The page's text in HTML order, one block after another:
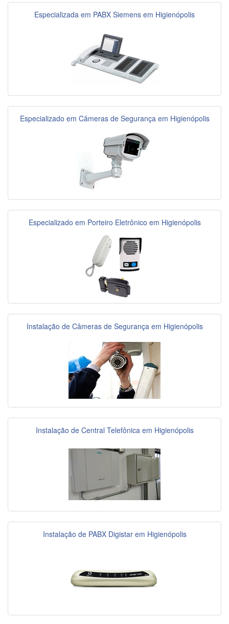
Especializada em PABX Siemens em Higienópolis
Especializado em Câmeras de Segurança em Higienópolis
Especializado em Porteiro Eletrônico em Higienópolis
Instalação de Câmeras de Segurança em Higienópolis
Instalação de Central Telefônica em Higienópolis
Instalação de PABX Digistar em Higienópolis